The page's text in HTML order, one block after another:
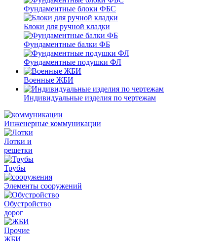
Фундаментные блоки ФБС
Блоки для ручной кладки
Фундаментные балки ФБ
Фундаментные подушки ФЛ
Военные ЖБИ
Индивидуальные изделия по чертежам
Инженерные коммуникации
Лотки и
решетки
Трубы
Элементы сооружений
Обустройство
дорог
Прочие